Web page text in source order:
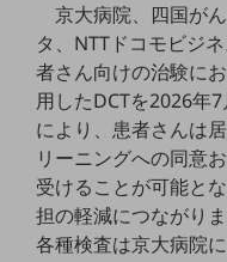
一次産業
医療・介護
モビリティ
製造・建設業
京大病院、四国が
タ、NTTドコモビジ
者さん向けの治験に
用したDCTを2026年
により、患者さんは
リーニングへの同意
受けることが可能と
担の軽減につながり
各種検査は京大病院